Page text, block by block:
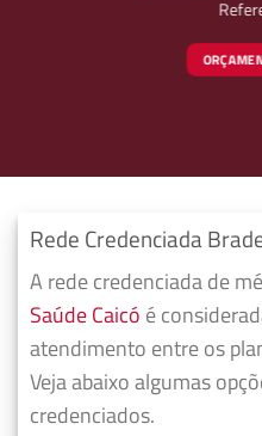
Rede Credenciada
A rede credenciada de
Saúde Caicó é
atendimento entre os
Veja abaixo algumas
credenciados.